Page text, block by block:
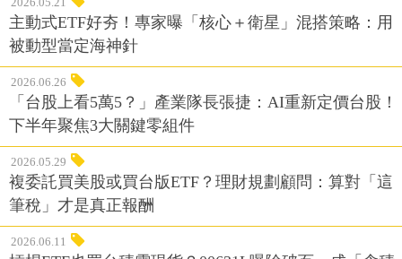
主動式ETF好夯！專家曝「核心＋衛星」混搭策略：用
被動型當定海神針
2026.06.26
「台股上看5萬5？」產業隊長張捷：AI重新定價台股！
下半年聚焦3大關鍵零組件
2026.05.29
複委託買美股或買台版ETF？理財規劃顧問：算對「這
筆稅」才是真正報酬
2026.06.11